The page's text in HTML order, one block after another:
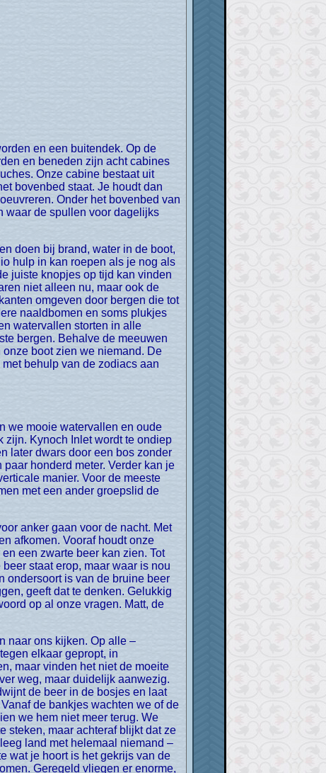
en beneden zijn acht cabines
Onze cabine bestaat uit
bovenbed staat. Je houdt dan
Onder het bovenbed van
waar de spullen voor dagelijks
hulp in kan roepen als je nog als
juiste knopjes op tijd kan vinden
niet alleen nu, maar ook de
omgeven door bergen die tot
naaldbomen en soms plukjes
watervallen storten in alle
bergen. Behalve de meeuwen
boot zien we niemand. De
behulp van de zodiacs aan
zijn. Kynoch Inlet wordt te ondiep
later dwars door een bos zonder
honderd meter. Verder kan je
manier. Voor de meeste
met een ander groepslid de
afkomen. Vooraf houdt onze
een zwarte beer kan zien. Tot
staat erop, maar waar is nou
ondersoort is van de bruine beer
geeft dat te denken. Gelukkig
op al onze vragen. Matt, de
elkaar gepropt, in
maar vinden het niet de moeite
weg, maar duidelijk aanwezig.
de beer in de bosjes en laat
de bankjes wachten we of de
we hem niet meer terug. We
steken, maar achteraf blijkt dat ze
land met helemaal niemand –
wat je hoort is het gekrijs van de
Geregeld vliegen er enorme,